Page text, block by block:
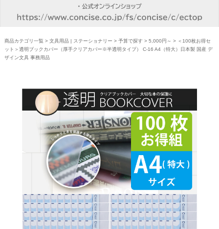
商品カテゴリ一覧 > 文具用品 | ステーショナリー > 予算で探す> 5,000円～ > ＜100枚お得セ
ット＞透明ブックカバー（厚手クリアカバー※半透明タイプ） C-16 A4（特大）日本製 国産 デ
ザイン文具 事務用品